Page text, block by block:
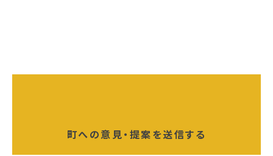
町への意見・提案を送信する